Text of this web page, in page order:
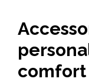
comfort